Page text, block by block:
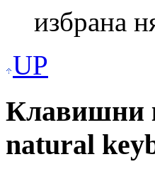
избрана
UP
Клавишни
natural